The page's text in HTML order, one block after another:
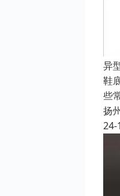
异
鞋
些
扬
24-